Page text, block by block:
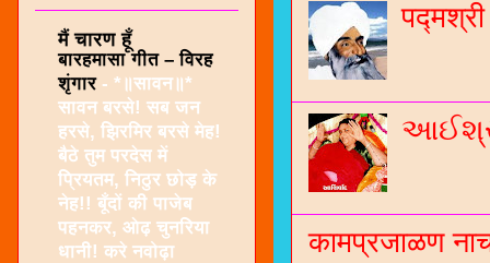
कामप्रजाळण
मैं चारण हूँ
बारहमासा गीत – विरह
शृंगार - *॥सावन॥*
सावन बरसे! सब जन
हरसे, झिरमिर बरसे मेह!
बैठे तुम परदेस में
प्रियतम, निठुर छोड़ के
नेह!! बूँदों की पाजेब
पहनकर, ओढ़ चुनरिया
धानी! करे नवोढ़ा